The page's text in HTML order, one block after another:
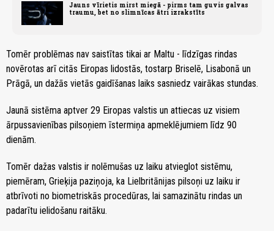
Jauns vīrietis mirst miegā - pirms tam guvis galvas
traumu, bet no slimnīcas ātri izrakstīts
Tomēr problēmas nav saistītas tikai ar Maltu - līdzīgas rindas
novērotas arī citās Eiropas lidostās, tostarp Briselē, Lisabonā un
Prāgā, un dažās vietās gaidīšanas laiks sasniedz vairākas stundas.
Jaunā sistēma aptver 29 Eiropas valstis un attiecas uz visiem
ārpussavienības pilsoņiem īstermiņa apmeklējumiem līdz 90
dienām.
Tomēr dažas valstis ir nolēmušas uz laiku atvieglot sistēmu,
piemēram, Grieķija paziņoja, ka Lielbritānijas pilsoņi uz laiku ir
atbrīvoti no biometriskās procedūras, lai samazinātu rindas un
padarītu ielidošanu raitāku.